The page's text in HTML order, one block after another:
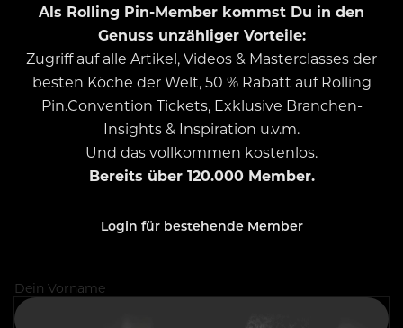
Als Rolling Pin-Member kommst Du in den
Genuss unzähliger Vorteile:
Zugriff auf alle Artikel, Videos & Masterclasses der
besten Köche der Welt, 50 % Rabatt auf Rolling
Pin.Convention Tickets, Exklusive Branchen-
Insights & Inspiration u.v.m.
Und das vollkommen kostenlos.
Bereits über 120.000 Member.
Login für bestehende Member
Dein Vorname